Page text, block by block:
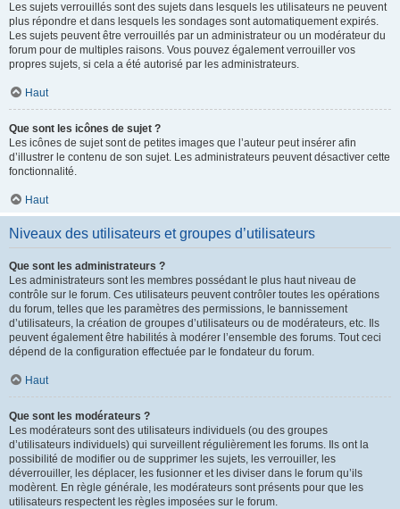
Les sujets verrouillés sont des sujets dans lesquels les utilisateurs ne peuvent
plus répondre et dans lesquels les sondages sont automatiquement expirés.
Les sujets peuvent être verrouillés par un administrateur ou un modérateur du
forum pour de multiples raisons. Vous pouvez également verrouiller vos
propres sujets, si cela a été autorisé par les administrateurs.
Haut
Que sont les icônes de sujet ?
Les icônes de sujet sont de petites images que l’auteur peut insérer afin
d’illustrer le contenu de son sujet. Les administrateurs peuvent désactiver cette
fonctionnalité.
Haut
Niveaux des utilisateurs et groupes d’utilisateurs
Que sont les administrateurs ?
Les administrateurs sont les membres possédant le plus haut niveau de
contrôle sur le forum. Ces utilisateurs peuvent contrôler toutes les opérations
du forum, telles que les paramètres des permissions, le bannissement
d’utilisateurs, la création de groupes d’utilisateurs ou de modérateurs, etc. Ils
peuvent également être habilités à modérer l’ensemble des forums. Tout ceci
dépend de la configuration effectuée par le fondateur du forum.
Haut
Que sont les modérateurs ?
Les modérateurs sont des utilisateurs individuels (ou des groupes
d’utilisateurs individuels) qui surveillent régulièrement les forums. Ils ont la
possibilité de modifier ou de supprimer les sujets, les verrouiller, les
déverrouiller, les déplacer, les fusionner et les diviser dans le forum qu’ils
modèrent. En règle générale, les modérateurs sont présents pour que les
utilisateurs respectent les règles imposées sur le forum.